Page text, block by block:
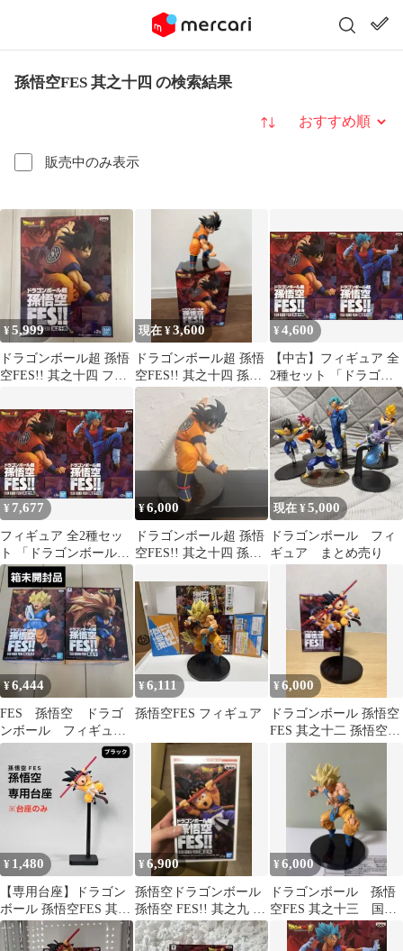
孫悟空FES 其之十四 の検索結果
販売中のみ表示
並び替え
¥5,999
ドラゴンボール超 孫悟
空FES!! 其之十四 フィ
現在 ¥3,600
ドラゴンボール超 孫悟
空FES!! 其之十四 孫悟
空 フィギュア
¥4,600
【中古】フィギュア 全
2種セット 「ドラゴン
ボール超」 孫悟空
FES!!其之十四
¥ 7,677
フィギュア 全2種セッ
ト 「ドラゴンボール
超」 孫悟空FES!!其之
十四【14日以内発送】
¥6,000
ドラゴンボール超 孫悟
空FES!! 其之十四 孫悟
現在 ¥5,000
ドラゴンボール フィ
ギュア まとめ売り
¥6,444
FES 孫悟空 ドラゴ
ンボール フィギュ
ア 孫悟空FES
¥6,111
孫悟空FES フィギュア
¥6,000
ドラゴンボール 孫悟空
FES 其之十二 孫悟空
¥ 1,480
【専用台座】ドラゴン
ボール 孫悟空FES 其之
十二 其之九 コンパクト
化
¥6,900
孫悟空ドラゴンボール
孫悟空 FES!! 其之九 孫
悟空 フィギュア
¥6,000
ドラゴンボール 孫悟
空FES 其之十三 国内
正規品